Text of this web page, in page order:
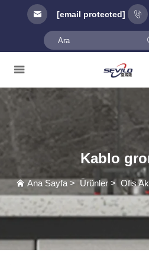
[email protected]
Kablo
Ana Sayfa> Ürünler> Ofis